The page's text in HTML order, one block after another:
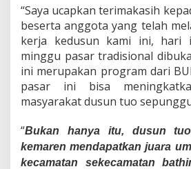
m
o
k
o
p
i
m
s
b
“Saya ucapkan terimakasih
beserta anggota yang telah
kerja kedusun kami ini, hari
minggu pasar tradisional
ini merupakan program dari
pasar ini bisa
masyarakat dusun tuo
“Bukan hanya itu, dusun
kemaren mendapatkan juara
kecamatan sekecamatan